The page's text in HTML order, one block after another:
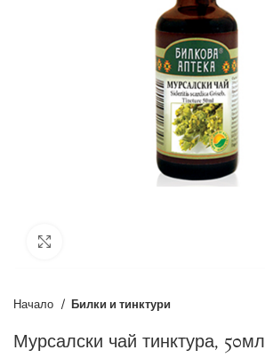
Начало Билки и тинктури
Мурсалски чай тинктура, 50мл